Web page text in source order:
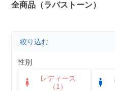
全商品（ラバストーン）
絞り込む
性別
レディース
（1）